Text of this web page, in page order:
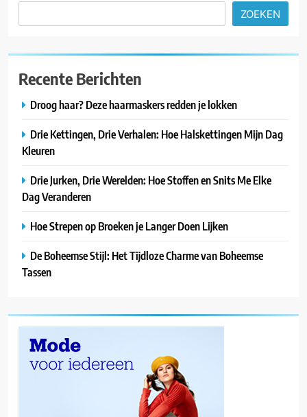
ZOEKEN
Recente Berichten
Droog haar? Deze haarmaskers redden je lokken
Drie Kettingen, Drie Verhalen: Hoe Halskettingen Mijn Dag
Kleuren
Drie Jurken, Drie Werelden: Hoe Stoffen en Snits Me Elke
Dag Veranderen
Hoe Strepen op Broeken je Langer Doen Lijken
De Boheemse Stijl: Het Tijdloze Charme van Boheemse
Tassen